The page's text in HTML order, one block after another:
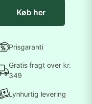
Køb her
Prisgaranti
Gratis fragt over kr.
349
Lynhurtig levering